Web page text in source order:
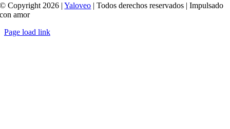
© Copyright 2026 |Yaloveo | Todos derechos reservados | Impulsado
con amor
Page load link